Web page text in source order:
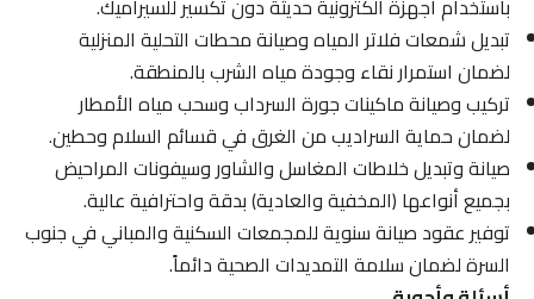
باستخدام أجهزة الكترونية حديثة دون تكسير للسيراميك.
تبديل شمعات فلاتر المياه وصيانة محطات التحلية المنزلية
لضمان استمرار نقاء وجودة مياه الشرب بالمنطقة.
تركيب وصيانة ماكينات جورة السرداب وسحب مياه الأمطار
لضمان حماية السراديب من الغرق في قسائم السلام وحطين.
صيانة وتبديل خلاطات المغاسل والشاور وسيفونات المراحيض
بجميع أنواعها (المخفية والعادية) بدقة واحترافية عالية.
توفير عقود صيانة سنوية للمجمعات السكنية والمباني في جنوب
السرة لضمان سلامة التمديدات الصحية دائماً.